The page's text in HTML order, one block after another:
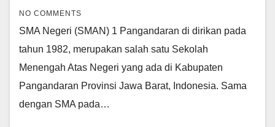
NO COMMENTS
SMA Negeri (SMAN) 1 Pangandaran di dirikan pada
tahun 1982, merupakan salah satu Sekolah
Menengah Atas Negeri yang ada di Kabupaten
Pangandaran Provinsi Jawa Barat, Indonesia. Sama
dengan SMA pada…